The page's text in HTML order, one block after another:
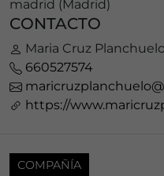
madrid (Madrid)
CONTACTO
Maria Cruz
660527574
https://
COMPAÑÍA